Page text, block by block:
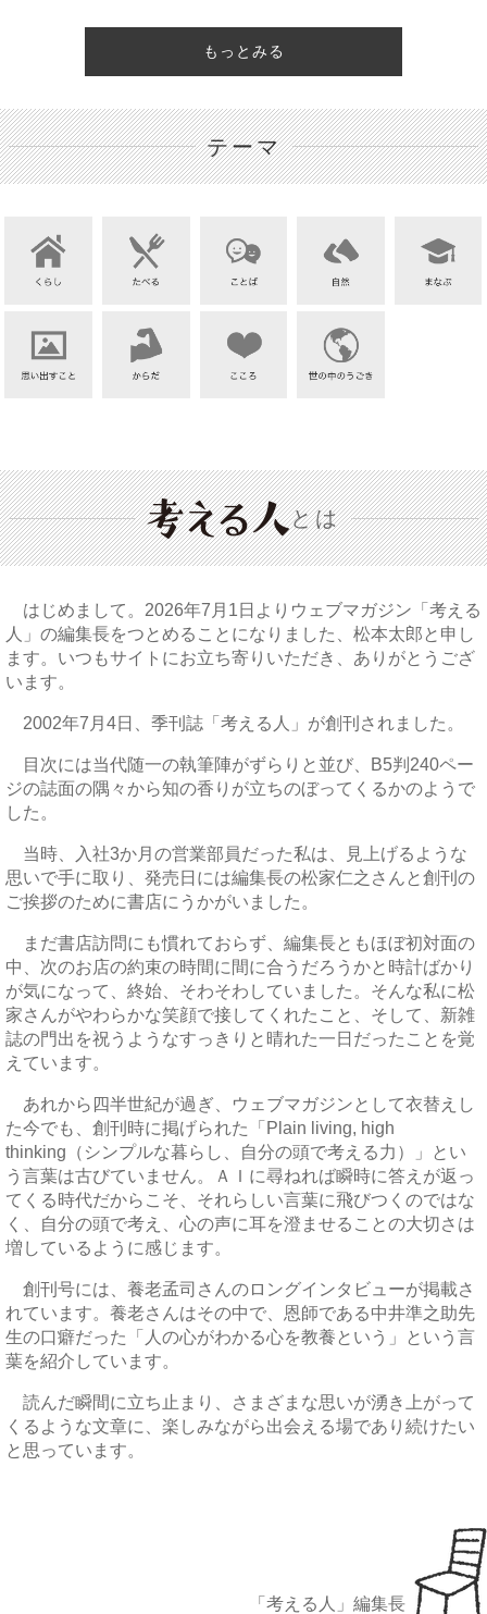
もっとみる
テーマ
とは
はじめまして。2026年7月1日よりウェブマガジン「考える
人」の編集長をつとめることになりました、松本太郎と申し
ます。いつもサイトにお立ち寄りいただき、ありがとうござ
います。
2002年7月4日、季刊誌「考える人」が創刊されました。
目次には当代随一の執筆陣がずらりと並び、B5判240ペー
ジの誌面の隅々から知の香りが立ちのぼってくるかのようで
した。
当時、入社3か月の営業部員だった私は、見上げるような
思いで手に取り、発売日には編集長の松家仁之さんと創刊の
ご挨拶のために書店にうかがいました。
まだ書店訪問にも慣れておらず、編集長ともほぼ初対面の
中、次のお店の約束の時間に間に合うだろうかと時計ばかり
が気になって、終始、そわそわしていました。そんな私に松
家さんがやわらかな笑顔で接してくれたこと、そして、新雑
誌の門出を祝うようなすっきりと晴れた一日だったことを覚
えています。
あれから四半世紀が過ぎ、ウェブマガジンとして衣替えし
た今でも、創刊時に掲げられた「Plain living, high
thinking（シンプルな暮らし、自分の頭で考える力）」とい
う言葉は古びていません。ＡＩに尋ねれば瞬時に答えが返っ
てくる時代だからこそ、それらしい言葉に飛びつくのではな
く、自分の頭で考え、心の声に耳を澄ませることの大切さは
増しているように感じます。
創刊号には、養老孟司さんのロングインタビューが掲載さ
れています。養老さんはその中で、恩師である中井準之助先
生の口癖だった「人の心がわかる心を教養という」という言
葉を紹介しています。
読んだ瞬間に立ち止まり、さまざまな思いが湧き上がって
くるような文章に、楽しみながら出会える場であり続けたい
と思っています。
「考える人」編集長